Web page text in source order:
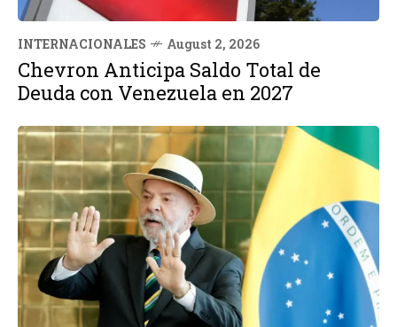
INTERNACIONALES August 2, 2026
Chevron Anticipa Saldo Total de
Deuda con Venezuela en 2027